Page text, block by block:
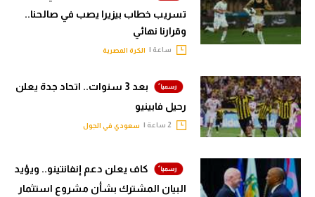
تسريب خطاب بيزيرا يصب في صالحنا..
وقرارنا نهائي
ساعة | الكرة المصرية
بعد 3 سنوات.. اتحاد جدة يعلن
رحيل فابينيو
سعودي في الجول
كاف يعلن دعم إنفانتينو.. ويؤيد
البيان المشترك بشأن مشروع استثمار